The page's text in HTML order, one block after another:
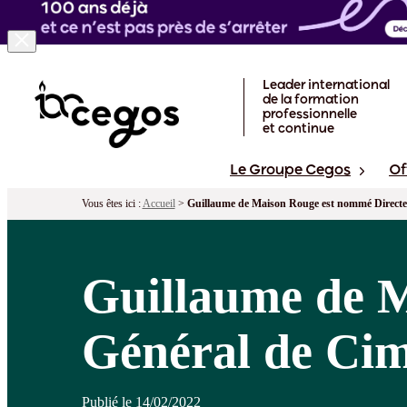
Leader international
de la formation
professionnelle
et continue
Le Groupe Cegos
Vous êtes ici :Accueil> Guillaume de Maison Rouge est nommé
Guillaume de
Général de
Publié le 14/02/2022